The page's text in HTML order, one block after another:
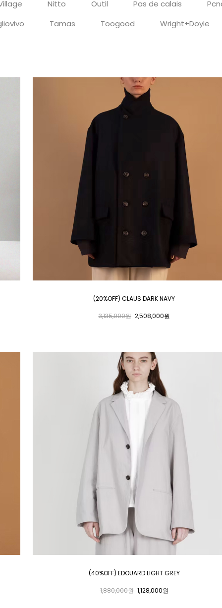
Nitto Outil Pas de calais
Tamas Toogood Wright+Doyle
(20%OFF) CLAUS DARK NAVY
3,135,000원 2,508,000원
(40%OFF) EDOUARD LIGHT GREY
1,880,000원 1,128,000원